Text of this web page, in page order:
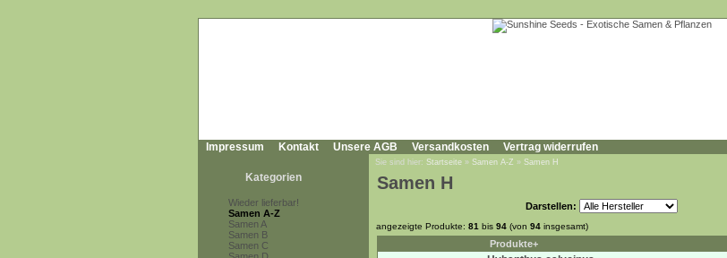
Impressum Kontakt Unsere AGB Versandkosten Vertrag widerrufen
Kategorien
Wieder lieferbar!
Samen A-Z
Samen A
Samen B
Samen C
Sie sind hier: Startseite » Samen A-Z » Samen H
Samen H
Darstellen:
angezeigte Produkte: 81 bis 94 (von 94 insgesamt)
Produkte+